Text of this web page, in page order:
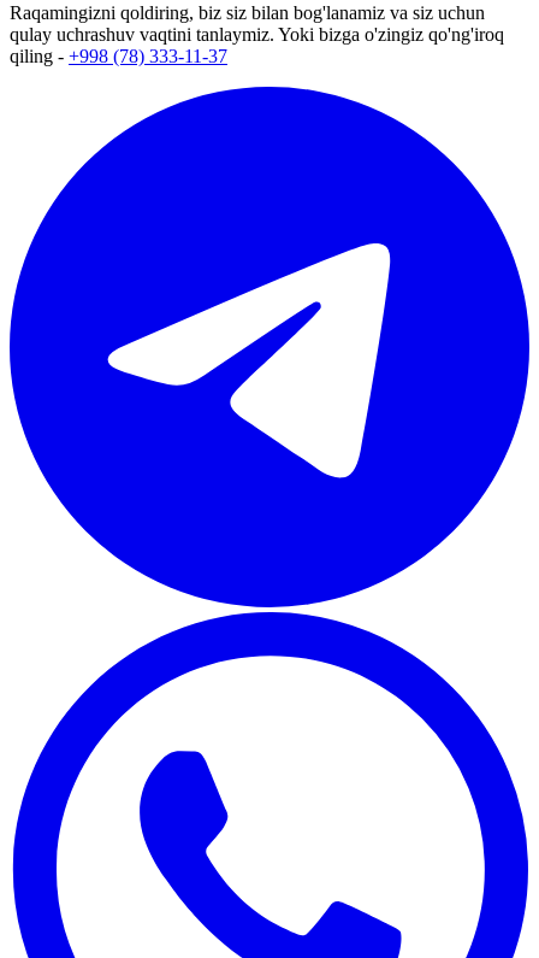
Raqamingizni qoldiring, biz siz bilan bog'lanamiz va siz uchun
qulay uchrashuv vaqtini tanlaymiz. Yoki bizga o'zingiz qo'ng'iroq
qiling - +998 (78) 333-11-37